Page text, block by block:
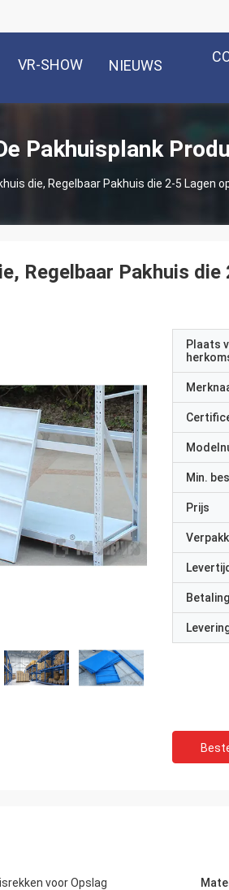
VR-SHOW NIEUWS
Pakhuisplank
die, Regelbaar Pakhuis die 2-5 Lagen
Regelbaar Pakhuis
Plaats
Min.
Prijs
Levertijd
voor Opslag